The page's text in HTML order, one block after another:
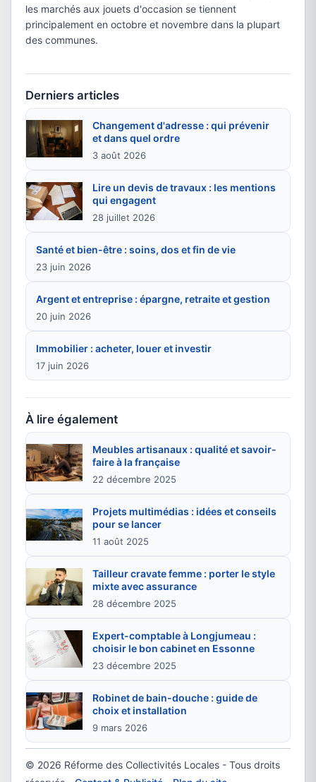
les marchés aux jouets d'occasion se tiennent
principalement en octobre et novembre dans la plupart
des communes.
Derniers articles
Changement d'adresse : qui prévenir
et dans quel ordre
3 août 2026
Lire un devis de travaux : les mentions
qui engagent
28 juillet 2026
Santé et bien-être : soins, dos et fin de vie
23 juin 2026
Argent et entreprise : épargne, retraite et gestion
20 juin 2026
Immobilier : acheter, louer et investir
17 juin 2026
À lire également
Meubles artisanaux : qualité et savoir-
faire à la française
22 décembre 2025
Projets multimédias : idées et conseils
pour se lancer
11 août 2025
Tailleur cravate femme : porter le style
mixte avec assurance
28 décembre 2025
Expert-comptable à Longjumeau :
choisir le bon cabinet en Essonne
23 décembre 2025
Robinet de bain-douche : guide de
choix et installation
9 mars 2026
© 2026 Réforme des Collectivités Locales - Tous droits